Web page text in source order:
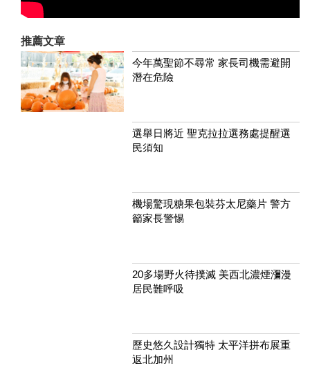
推薦文章
今年萬聖節不尋常 家長司機需避開
潛在危險
選舉日將近 聖克拉拉選務處提醒選
民須知
機場驚現糖果包裝芬太尼藥片 警方
籲家長警惕
20多場野火待撲滅 美西北濃煙瀰漫
居民難呼吸
歷史悠久設計獨特 太平洋拼布展重
返北加州